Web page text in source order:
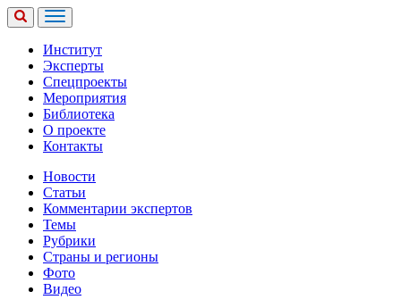
Институт
Эксперты
Спецпроекты
Мероприятия
Библиотека
О проекте
Контакты
Новости
Статьи
Комментарии экспертов
Темы
Рубрики
Страны и регионы
Фото
Видео